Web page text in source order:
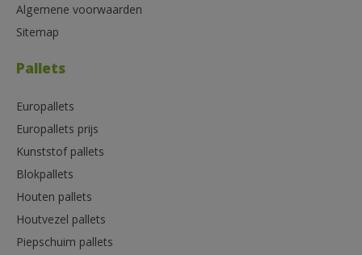
Algemene voorwaarden
Sitemap
Pallets
Europallets
Europallets prijs
Kunststof pallets
Blokpallets
Houten pallets
Houtvezel pallets
Piepschuim pallets